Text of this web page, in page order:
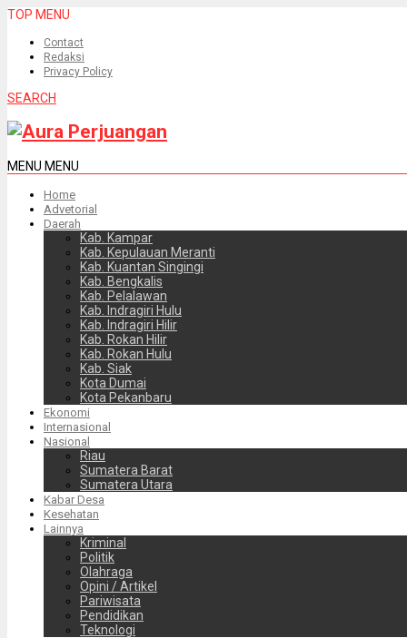
TOP MENU
Contact
Redaksi
Privacy Policy
SEARCH
MENU MENU
Home
Advetorial
Daerah
Kab. Kampar
Kab. Kepulauan Meranti
Kab. Kuantan Singingi
Kab. Bengkalis
Kab. Pelalawan
Kab. Indragiri Hulu
Kab. Indragiri Hilir
Kab. Rokan Hilir
Kab. Rokan Hulu
Kab. Siak
Kota Dumai
Kota Pekanbaru
Ekonomi
Internasional
Nasional
Riau
Sumatera Barat
Sumatera Utara
Kabar Desa
Kesehatan
Lainnya
Kriminal
Politik
Olahraga
Opini / Artikel
Pariwisata
Pendidikan
Teknologi